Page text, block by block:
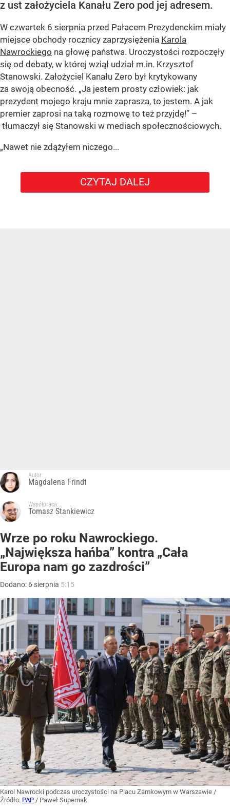
z ust założyciela Kanału Zero pod jej adresem.
W czwartek 6 sierpnia przed Pałacem Prezydenckim miały
miejsce obchody rocznicy zaprzysiężenia Karola
Nawrockiego na głowę państwa. Uroczystości rozpoczęły
się od debaty, w której wziął udział m.in. Krzysztof
Stanowski. Założyciel Kanału Zero był krytykowany
za swoją obecność. „Ja jestem prosty człowiek: jak
prezydent mojego kraju mnie zaprasza, to jestem. A jak
premier zaprosi na taką rozmowę to też przyjdę!” –
tłumaczył się Stanowski w mediach społecznościowych.
„Nawet nie zdążyłem niczego...
CZYTAJ DALEJ
Autor:
Magdalena Frindt
Współpraca:
Tomasz Stankiewicz
Wrze po roku Nawrockiego.
„Największa hańba” kontra „Cała
Europa nam go zazdrości”
Dodano: 6 sierpnia 5:15
Karol Nawrocki podczas uroczystości na Placu Zamkowym w Warszawie /
Źródło: PAP / Paweł Supernak